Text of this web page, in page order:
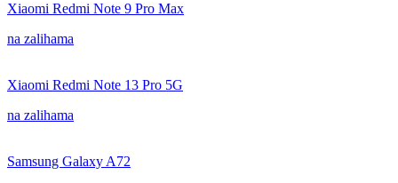
Xiaomi Redmi Note 9 Pro Max
na zalihama
Xiaomi Redmi Note 13 Pro 5G
na zalihama
Samsung Galaxy A72